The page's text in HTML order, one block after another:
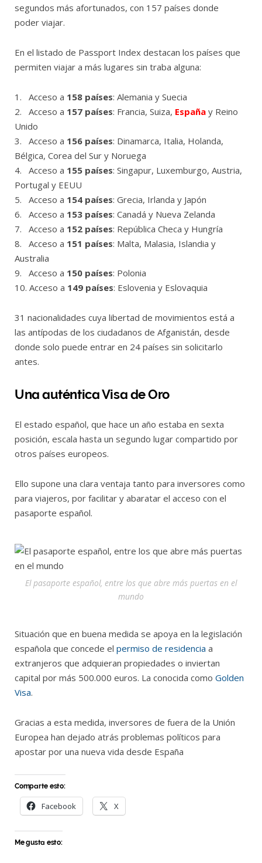
segundos más afortunados, con 157 países donde
poder viajar.
En el listado de Passport Index destacan los países que
permiten viajar a más lugares sin traba alguna:
1. Acceso a 158 países: Alemania y Suecia
2. Acceso a 157 países: Francia, Suiza, España y Reino
Unido
3. Acceso a 156 países: Dinamarca, Italia, Holanda,
Bélgica, Corea del Sur y Noruega
4. Acceso a 155 países: Singapur, Luxemburgo, Austria,
Portugal y EEUU
5. Acceso a 154 países: Grecia, Irlanda y Japón
6. Acceso a 153 países: Canadá y Nueva Zelanda
7. Acceso a 152 países: República Checa y Hungría
8. Acceso a 151 países: Malta, Malasia, Islandia y
Australia
9. Acceso a 150 países: Polonia
10. Acceso a 149 países: Eslovenia y Eslovaquia
31 nacionalidades cuya libertad de movimientos está a
las antípodas de los ciudadanos de Afganistán, desde
donde solo puede entrar en 24 países sin solicitarlo
antes.
Una auténtica Visa de Oro
El estado español, que hace un año estaba en sexta
posición, escala hasta un segundo lugar compartido por
otros países europeos.
Ello supone una clara ventaja tanto para inversores como
para viajeros, por facilitar y abaratar el acceso con el
pasaporte español.
El pasaporte español, entre los que abre más puertas en el
mundo
Situación que en buena medida se apoya en la legislación
española que concede el permiso de residencia a
extranjeros que adquieran propiedades o inviertan
capital por más 500.000 euros. La conocida como Golden
Visa.
Gracias a esta medida, inversores de fuera de la Unión
Europea han dejado atrás problemas políticos para
apostar por una nueva vida desde España
Comparte esto:
Facebook X
Me gusta esto: